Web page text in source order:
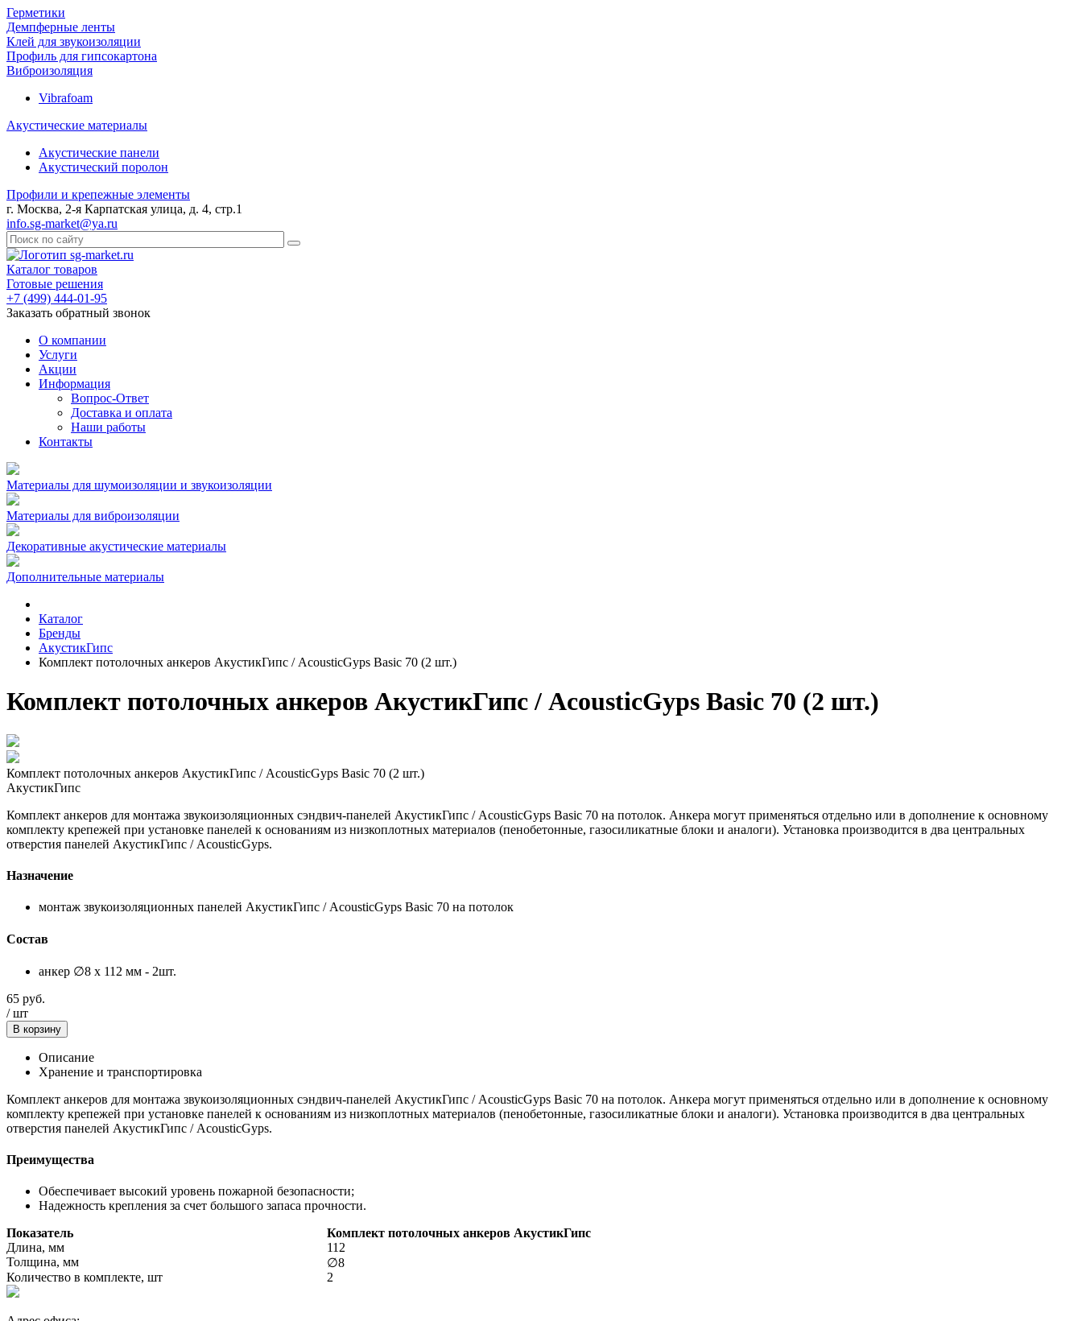
Герметики
Демпферные ленты
Клей для звукоизоляции
Профиль для гипсокартона
Виброизоляция
Vibrafoam
Акустические материалы
Акустические панели
Акустический поролон
Профили и крепежные элементы
г. Москва, 2-я Карпатская улица, д. 4, стр.1
info.sg-market@ya.ru
Каталог товаров
Готовые решения
+7 (499) 444-01-95
Заказать обратный звонок
О компании
Услуги
Акции
Информация
Вопрос-Ответ
Доставка и оплата
Наши работы
Контакты
Материалы для шумоизоляции и звукоизоляции
Материалы для виброизоляции
Декоративные акустические материалы
Дополнительные материалы
Каталог
Бренды
АкустикГипс
Комплект потолочных анкеров АкустикГипс / AcousticGyps Basic 70 (2 шт.)
Комплект потолочных анкеров АкустикГипс / AcousticGyps Basic 70 (2 шт.)
Комплект потолочных анкеров АкустикГипс / AcousticGyps Basic 70 (2 шт.)
АкустикГипс
Комплект анкеров для монтажа звукоизоляционных сэндвич-панелей АкустикГипс / AcousticGyps Basic 70 на потолок. Анкера могут применяться отдельно или в дополнение к основному
комплекту крепежей при установке панелей к основаниям из низкоплотных материалов (пенобетонные, газосиликатные блоки и аналоги). Установка производится в два центральных
отверстия панелей АкустикГипс / AcousticGyps.
Назначение
монтаж звукоизоляционных панелей АкустикГипс / AcousticGyps Basic 70 на потолок
Состав
анкер ∅8 х 112 мм - 2шт.
65 руб.
/шт
В корзину
Описание
Хранение и транспортировка
Комплект анкеров для монтажа звукоизоляционных сэндвич-панелей АкустикГипс / AcousticGyps Basic 70 на потолок. Анкера могут применяться отдельно или в дополнение к основному
комплекту крепежей при установке панелей к основаниям из низкоплотных материалов (пенобетонные, газосиликатные блоки и аналоги). Установка производится в два центральных
отверстия панелей АкустикГипс / AcousticGyps.
Преимущества
Обеспечивает высокий уровень пожарной безопасности;
Надежность крепления за счет большого запаса прочности.
Показатель
Комплект потолочных анкеров АкустикГипс
Длина, мм
112
Толщина, мм
∅8
Количество в комплекте, шт
2